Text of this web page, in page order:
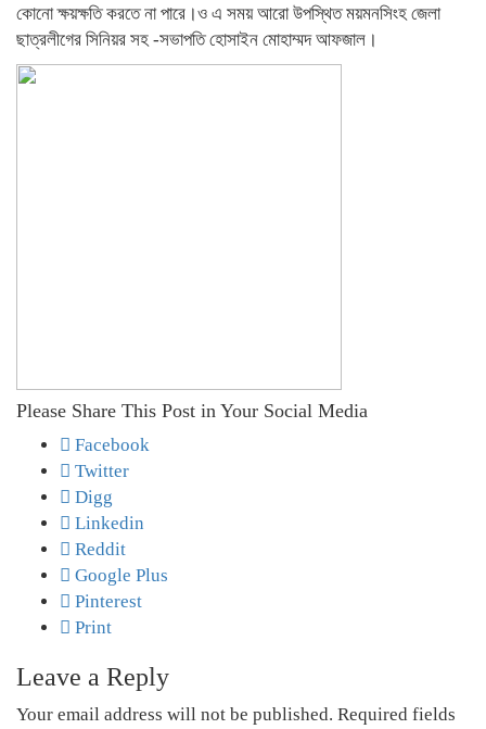
কোনো ক্ষয়ক্ষতি করতে না পারে।ও এ সময় আরো উপস্থিত ময়মনসিংহ জেলা
ছাত্রলীগের সিনিয়র সহ -সভাপতি হোসাইন মোহাম্মদ আফজাল।
Please Share This Post in Your Social Media
Facebook
Twitter
Digg
Linkedin
Reddit
Google Plus
Pinterest
Print
Leave a Reply
Your email address will not be published. Required fields